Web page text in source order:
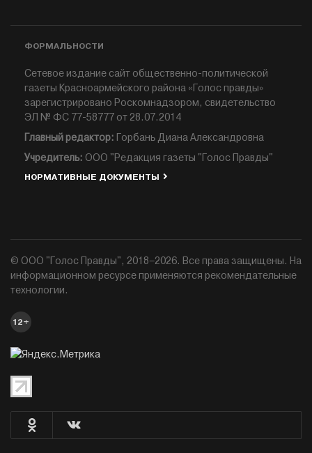
ФОРМАЛЬНОСТИ
Сетевое издание сайт общественно-политической
газеты Красноармейского района «Голос правды»
зарегистрировано Роскомнадзором, свидетельство
ЭЛ № ФС 77-58777 от 28.07.2014
Главный редактор: Горбань Диана Александровна
Учредитель: ООО "Редакция газеты "Голос Правды"
НОРМАТИВНЫЕ ДОКУМЕНТЫ
© ООО "Голос Правды", 2018–2026. Все права защищены. На
информационном ресурсе применяются рекомендательные
технологии.
12+